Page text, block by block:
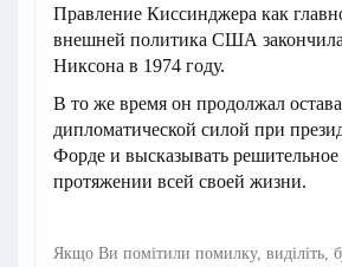
Правление Киссинджера как
внешней политика США
Никсона в 1974 году.
В то же время он продолжал
дипломатической силой при
Форде и высказывать
протяжении всей своей жизни.
Якщо Ви помітили помилку, виділіть,